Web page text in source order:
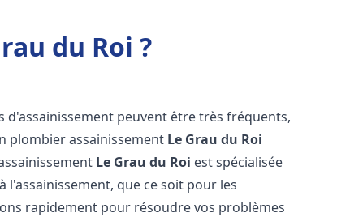
du Roi ?
d'assainissement peuvent être très fréquents,
plombier assainissement Le Grau du Roi
Le Grau du Roi est spécialisée
l'assainissement, que ce soit pour les
rapidement pour résoudre vos problèmes